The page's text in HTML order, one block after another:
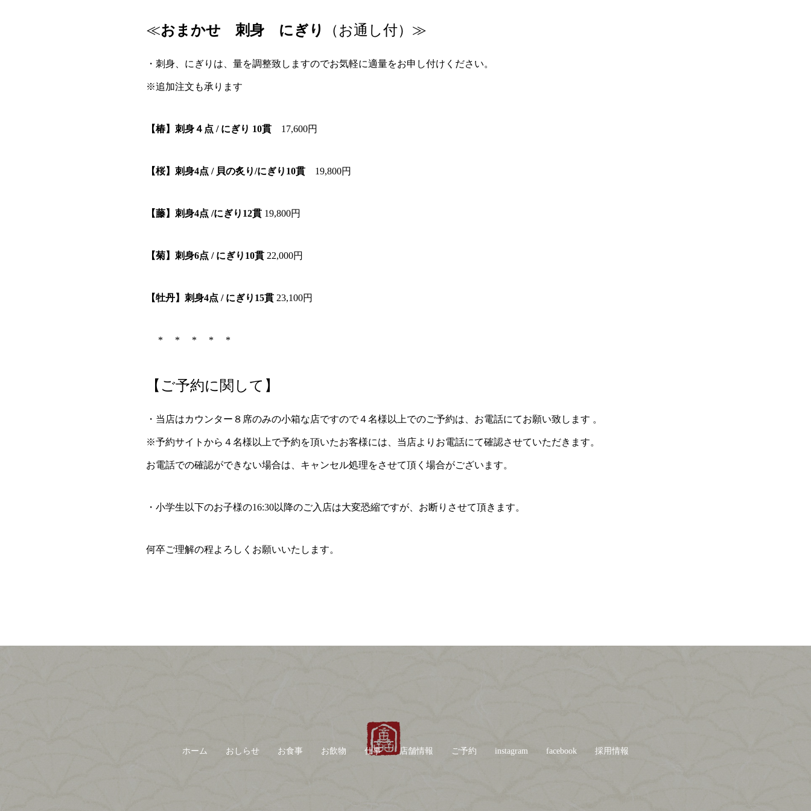
≪おまかせ 刺身 にぎり （お通し付）≫
・刺身、にぎりは、量を調整致しますのでお気軽に適量をお申し付けください。
※追加注文も承ります
【椿】刺身４点 / にぎり 10貫 17,600円
【桜】刺身4点 / 貝の炙り/にぎり10貫 19,800円
【藤】刺身4点 /にぎり12貫 19,800円
【菊】刺身6点 / にぎり10貫 22,000円
【牡丹】刺身4点 / にぎり15貫 23,100円
* * * * *
【ご予約に関して】
・当店はカウンター８席のみの小箱な店ですので４名様以上でのご予約は、お電話にてお願い致します 。
※予約サイトから４名様以上で予約を頂いたお客様には、当店よりお電話にて確認させていただきます。
お電話での確認ができない場合は、キャンセル処理をさせて頂く場合がございます。
・小学生以下のお子様の16:30以降のご入店は大変恐縮ですが、お断りさせて頂きます。
何卒ご理解の程よろしくお願いいたします。
ホーム おしらせ お食事 お飲物 仕事 店舗情報 ご予約 instagram facebook 採用情報